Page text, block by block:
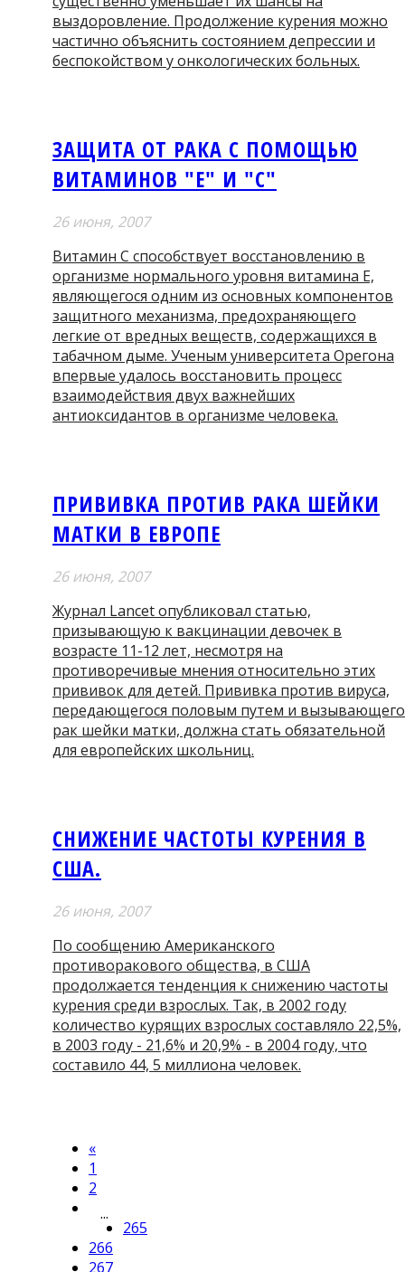
выздоровление. Продолжение курения можно
частично объяснить состоянием депрессии и
беспокойством у онкологических больных.
ЗАЩИТА ОТ РАКА С ПОМОЩЬЮ
ВИТАМИНОВ "Е" И "С"
26 июня, 2007
Витамин С способствует восстановлению в
организме нормального уровня витамина Е,
являющегося одним из основных компонентов
защитного механизма, предохраняющего
легкие от вредных веществ, содержащихся в
табачном дыме. Ученым университета Орегона
впервые удалось восстановить процесс
взаимодействия двух важнейших
антиоксидантов в организме человека.
ПРИВИВКА ПРОТИВ РАКА ШЕЙКИ
МАТКИ В ЕВРОПЕ
26 июня, 2007
Журнал Lancet опубликовал статью,
призывающую к вакцинации девочек в
возрасте 11-12 лет, несмотря на
противоречивые мнения относительно этих
прививок для детей. Прививка против вируса,
передающегося половым путем и вызывающего
рак шейки матки, должна стать обязательной
для европейских школьниц.
СНИЖЕНИЕ ЧАСТОТЫ КУРЕНИЯ В
США.
26 июня, 2007
По сообщению Американского
противоракового общества, в США
продолжается тенденция к снижению частоты
курения среди взрослых. Так, в 2002 году
количество курящих взрослых составляло 22,5%,
в 2003 году - 21,6% и 20,9% - в 2004 году, что
составило 44, 5 миллиона человек.
«
1
2
...
265
266
267